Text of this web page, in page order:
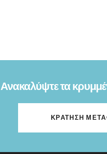
Ανακαλύψτε τα
ΚΡΆΤΗΣΗ